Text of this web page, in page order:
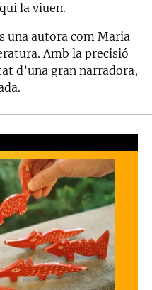
la viuen.
una autora com Maria
Amb la precisió
d’una gran narradora,